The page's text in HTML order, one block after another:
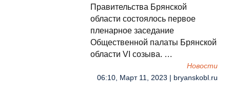
Правительства Брянской
области состоялось первое
пленарное заседание
Общественной палаты Брянской
области VI созыва. …
Новости
06:10, Март 11, 2023 | bryanskobl.ru